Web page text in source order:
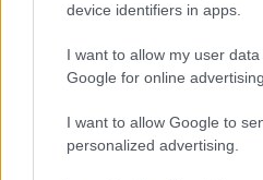
device identifiers in apps.
I want to allow my user
Google for online
I want to allow Google to
personalized advertising.